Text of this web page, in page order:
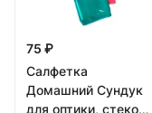
75 ₽
Салфетка
Домашний Сундук
для оптики, стекол,